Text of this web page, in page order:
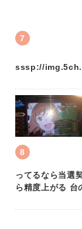
sssp://
ってるなら当選
ら精度上がる